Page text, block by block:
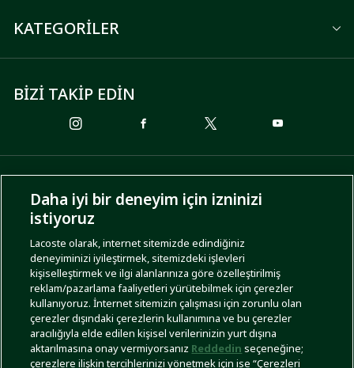
KATEGORİLER
BİZİ TAKİP EDİN
ÖDEME SEÇENEKLERİ
KARGO SEÇENEKLERİ
Daha iyi bir deneyim için izninizi
istiyoruz
Lacoste olarak, internet sitemizde edindiğiniz
deneyiminizi iyileştirmek, sitemizdeki işlevleri
kişiselleştirmek ve ilgi alanlarınıza göre özelleştirilmiş
reklam/pazarlama faaliyetleri yürütebilmek için çerezler
kullanıyoruz. İnternet sitemizin çalışması için zorunlu olan
çerezler dışındaki çerezlerin kullanımına ve bu çerezler
aracılığıyla elde edilen kişisel verilerinizin yurt dışına
aktarılmasına onay vermiyorsanız Reddedin seçeneğine;
çerezlere ilişkin tercihlerinizi yönetmek için ise “Çerezleri